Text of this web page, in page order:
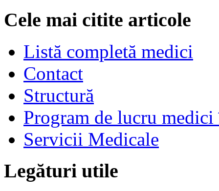
Cele mai citite articole
Listă completă medici
Contact
Structură
Program de lucru
Servicii Medicale
Legături utile